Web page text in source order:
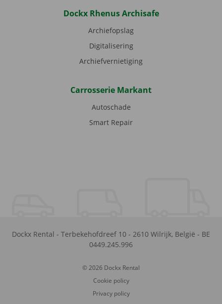
Dockx Rhenus Archisafe
Archiefopslag
Digitalisering
Archiefvernietiging
Carrosserie Markant
Autoschade
Smart Repair
Dockx Rental - Terbekehofdreef 10 - 2610 Wilrijk, België - BE
0449.245.996
© 2026 Dockx Rental
Cookie policy
Privacy policy